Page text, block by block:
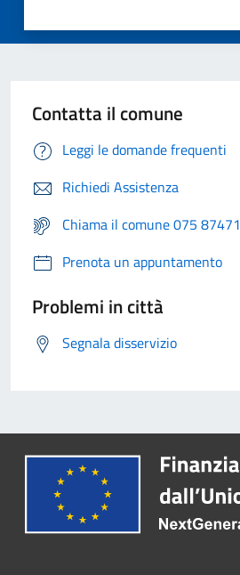
Contatta il comune
Leggi le domande frequenti
Richiedi Assistenza
Chiama il comune 075 87471
Prenota un appuntamento
Problemi in città
Segnala disservizio